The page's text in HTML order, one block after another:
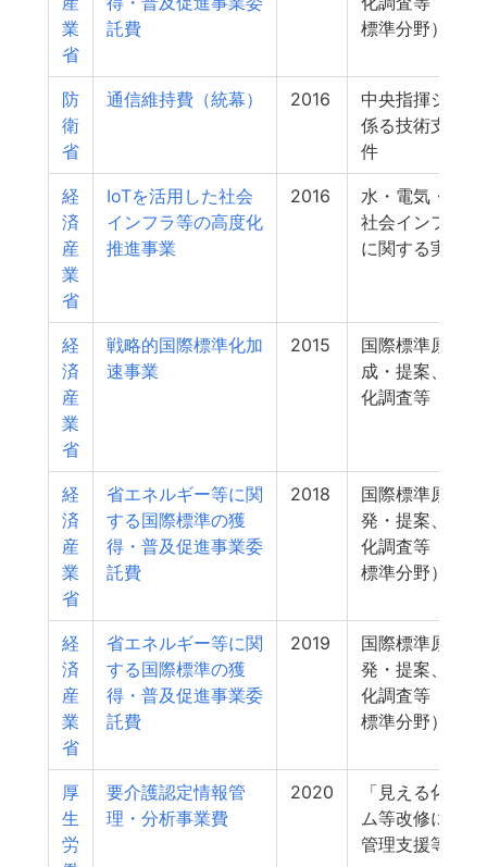
業
省
託費
標準分野）
防
衛
省
通信維持費（統幕） 2016
中央指揮シス
係る技術支援
件
経
済
産
業
省
IoTを活用した社会
インフラ等の高度化
推進事業
2016
水・電気・ガス
社会インフラ効
に関する実証
経
済
産
業
省
戦略的国際標準化加
速事業
2015
国際標準原案の
成・提案、国
化調査等
経
済
産
業
省
省エネルギー等に関
する国際標準の獲
得・普及促進事業委
託費
2018
国際標準原案の
発・提案、国際
化調査等（国際
標準分野）
経
済
産
業
省
省エネルギー等に関
する国際標準の獲
得・普及促進事業委
託費
2019
国際標準原案の
発・提案、国際
化調査等（国際
標準分野）
厚
生
労
要介護認定情報管
理・分析事業費
2020
「見える化」
ム等改修に係
管理支援等